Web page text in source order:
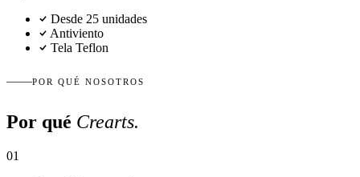
Desde 25 unidades
Antiviento
Tela Teflon
POR QUÉ NOSOTROS
Por qué Crearts.
01